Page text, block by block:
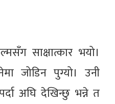
साक्षात्कार भयो।
जोडिन पुग्यो। उनी
अघि देखिन्छु भन्ने त